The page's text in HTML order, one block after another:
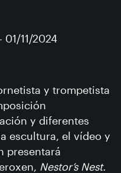
11/2024
y trompetista
y diferentes
escultura, el vídeo y
presentará
Nestor’s Nest.